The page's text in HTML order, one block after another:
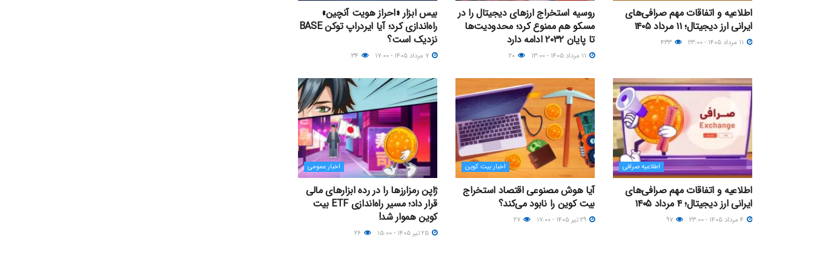
اطلاعیه و اتفاقات مهم صرافی‌های
ایرانی ارز دیجیتال؛ ۱۱ مرداد ۱۴۰۵
روسیه استخراج ارزهای دیجیتال را در
مسکو هم ممنوع کرد؛ محدودیت‌ها
تا پایان ۲۰۳۲ ادامه دارد
بیس ابزار «احراز هویت آنچین»
راه‌اندازی کرد؛ آیا ایردراپ توکن BASE
نزدیک‌ است؟
اطلاعیه صرافی
اطلاعیه و اتفاقات مهم صرافی‌های
ایرانی ارز دیجیتال؛ ۴ مرداد ۱۴۰۵
اخبار بیت کوین
آیا هوش مصنوعی اقتصاد استخراج
بیت کوین را نابود می‌کند؟
اخبار عمومی
ژاپن رمزارزها را در رده ابزارهای مالی
قرار داد؛ مسیر راه‌اندازی ETF بیت
کوین هموار شد!